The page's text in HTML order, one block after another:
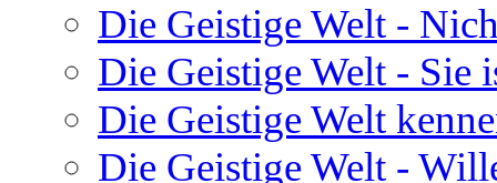
Die Geistige Welt -
Die Geistige Welt - Sie
Die Geistige Welt
Die Geistige Welt -